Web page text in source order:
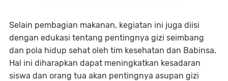
Selain pembagian makanan, kegiatan ini juga diisi
dengan edukasi tentang pentingnya gizi seimbang
dan pola hidup sehat oleh tim kesehatan dan Babinsa.
Hal ini diharapkan dapat meningkatkan kesadaran
siswa dan orang tua akan pentingnya asupan gizi